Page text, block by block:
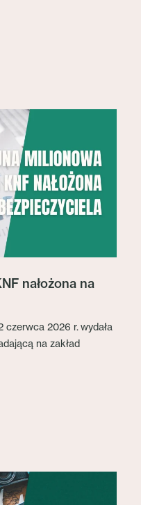
nałożona na
czerwca 2026 r. wydała
na zakład